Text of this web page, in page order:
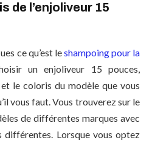
de l’enjoliveur 15
ce qu’est leshampoing pour la
un enjoliveur 15 pouces,
le coloris du modèle que vous
vous faut. Vous trouverez sur le
de différentes marques avec
différentes. Lorsque vous optez